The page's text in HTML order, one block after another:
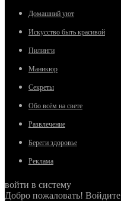
Домашний уют
Искусство быть красивой
Пилинги
Маникюр
Секреты
Обо всём на свете
Развлечение
Береги здоровье
Реклама
войти в систему
Добро пожаловать!